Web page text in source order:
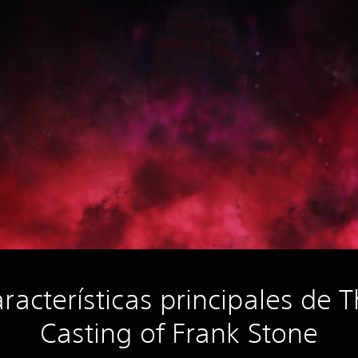
principales de
Casting of Frank Stone